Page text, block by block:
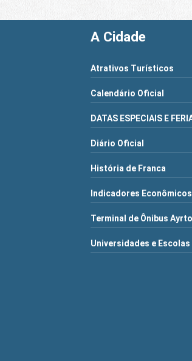
A Cidade
Atrativos Turísticos
Calendário Oficial
DATAS ESPECIAIS E
Diário Oficial
História de Franca
Indicadores Econômicos
Terminal de Ônibus
Universidades e